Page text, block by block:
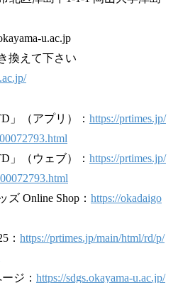
u.ac.jp
て下さい
」（アプリ）： https://prtimes.jp/
」（ウェブ）： https://prtimes.jp/
Online Shop： https://okadaigo
： https://prtimes.jp/main/html/rd/p/
ジ： https://sdgs.okayama-u.ac.jp/